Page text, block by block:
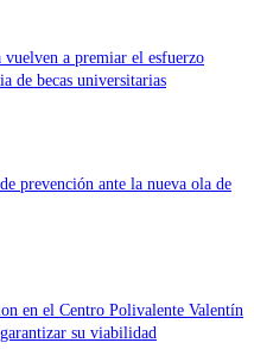
a premiar el esfuerzo
de becas universitarias
prevención ante la nueva ola de
en el Centro Polivalente Valentín
su viabilidad